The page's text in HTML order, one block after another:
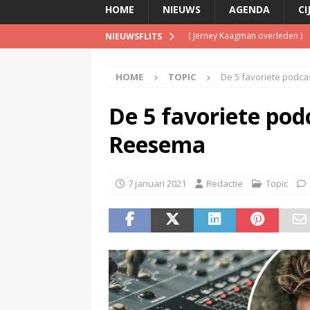
HOME NIEUWS AGENDA
NIEUWSFLITS ( Jerney Kaagman overleden )
(Beeld & Geluid presenteert
(Disney overweegt gratis
NPO-manager Menno de
HOME TOPIC De 5 favoriete
De 5 favoriete
Reesema
7 januari 2021 Redactie Topic